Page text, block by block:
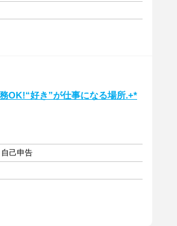
OK!“好き”が仕事になる場所.+*
己申告